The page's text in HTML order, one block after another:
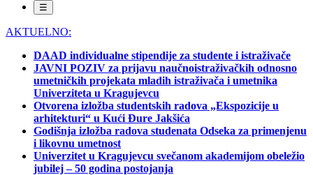
☰
AKTUELNO:
DAAD individualne stipendije za studente i istraživače
JAVNI POZIV za prijavu naučnoistraživačkih odnosno
umetničkih projekata mladih istraživača i umetnika
Univerziteta u Kragujevcu
Otvorena izložba studentskih radova „Ekspozicije u
arhitekturi“ u Kući Đure Jakšića
Godišnja izložba radova studenata Odseka za primenjenu
i likovnu umetnost
Univerzitet u Kragujevcu svečanom akademijom obeležio
jubilej – 50 godina postojanja